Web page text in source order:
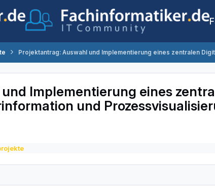
Projektantrag: Auswahl und Implementierung eines zentralen
Implementierung eines
und